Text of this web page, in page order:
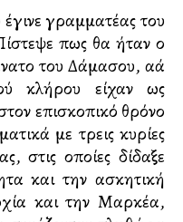
γραμματέας του
πως θα ήταν ο
του Δάμασου, αλλά
κλήρου είχαν ως
επισκοπικό θρόνο
με τρεις κυρίες
στις οποίες δίδαξε
και την ασκητική
και την Μαρκέλλα,